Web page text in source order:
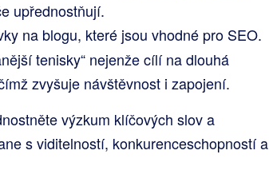
upřednostňují.
na blogu, které jsou vhodné pro SEO.
tenisky“ nejenže cílí na dlouhá
zvyšuje návštěvnost i zapojení.
výzkum klíčových slov a
s viditelností, konkurenceschopností a